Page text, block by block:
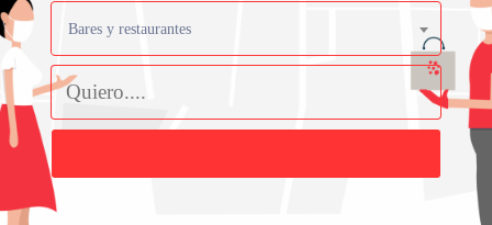
Bares y restaurantes